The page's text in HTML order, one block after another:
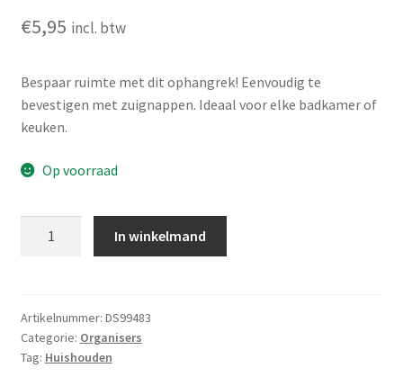
€5,95 incl. btw
Bespaar ruimte met dit ophangrek! Eenvoudig te
bevestigen met zuignappen. Ideaal voor elke badkamer of
keuken.
Op voorraad
In winkelmand
Artikelnummer: DS99483
Categorie: Organisers
Tag: Huishouden